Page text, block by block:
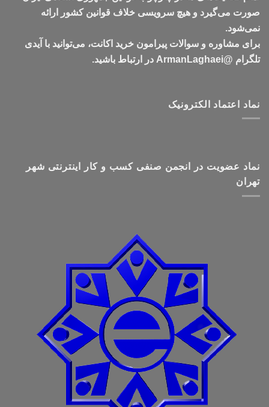
صورت می‌گیرد و هیچ سرویسی خلاف قوانین کشور ارائه
نمی‌شود.
برای مشاوره و سوالات پیرامون خرید اکانت، می‌توانید با آیدی
تلگرام @ArmanLaghaei در ارتباط باشید.
نماد اعتماد الکترونیک
نماد عضویت در انجمن صنفی کسب و کار اینترنتی شهر
تهران